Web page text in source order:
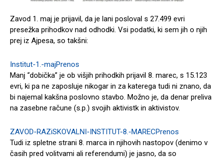
Zavod 1. maj je prijavil, da je lani posloval s 27.499 evri
presežka prihodkov nad odhodki. Vsi podatki, ki sem jih o njih
prej iz Ajpesa, so takšni:
Institut-1.-majPrenos
Manj “dobička” je ob višjih prihodkih prijavil 8. marec, s 15.123
evri, ki pa ne zaposluje nikogar in za katerega tudi ni znano, da
bi najemal kakšna poslovno stavbo. Možno je, da denar preliva
na zasebne račune (s.p.) svojih aktivistk in aktivistov.
ZAVOD-RAZiSKOVALNI-INSTITUT-8.-MARECPrenos
Tudi iz spletne strani 8. marca in njihovih nastopov (denimo v
časih pred volitvami ali referendumi) je jasno, da so